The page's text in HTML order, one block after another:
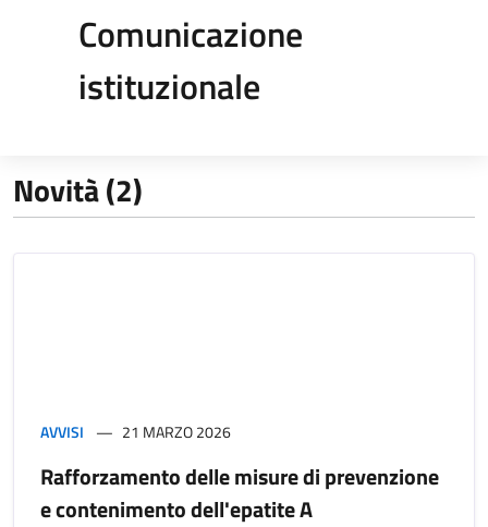
Comunicazione
istituzionale
Novità (2)
AVVISI 21 MARZO 2026
Rafforzamento delle misure di prevenzione
e contenimento dell'epatite A